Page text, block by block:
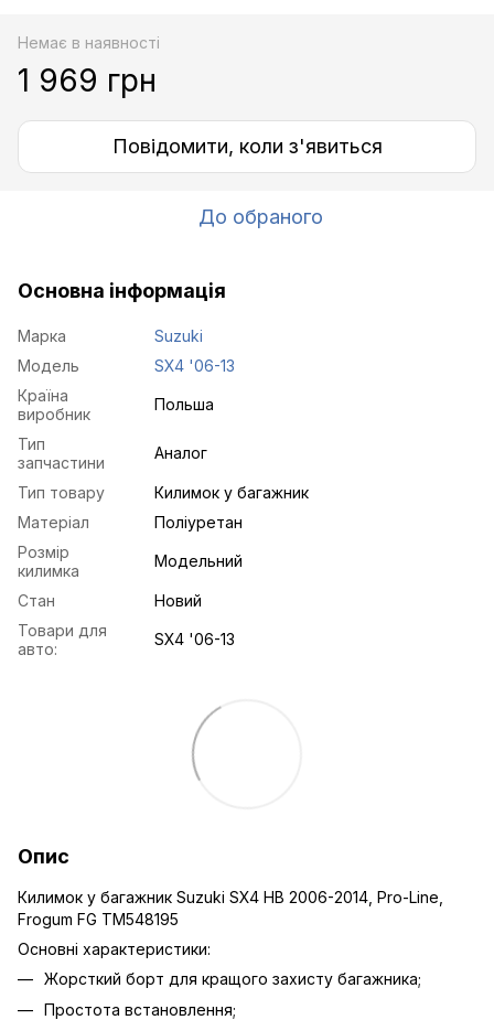
Немає в наявності
1 969 грн
Повідомити, коли з'явиться
До обраного
Основна інформація
Марка
Suzuki
Модель
SX4 '06-13
Країна
виробник
Польша
Тип
запчастини
Аналог
Тип товару
Килимок у багажник
Матеріал
Поліуретан
Розмір
килимка
Модельний
Стан
Новий
Товари для
авто:
SX4 '06-13
Опис
Килимок у багажник Suzuki SX4 HB 2006-2014, Pro-Line,
Frogum FG TM548195
Основні характеристики:
Жорсткий борт для кращого захисту багажника;
Простота встановлення;